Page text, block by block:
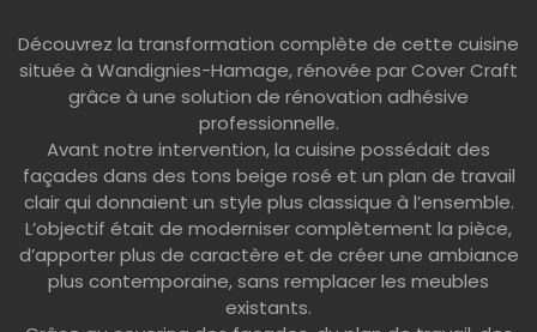
Découvrez la transformation complète de cette cuisine
située à Wandignies-Hamage, rénovée par Cover Craft
grâce à une solution de rénovation adhésive
professionnelle.
Avant notre intervention, la cuisine possédait des
façades dans des tons beige rosé et un plan de travail
clair qui donnaient un style plus classique à l’ensemble.
L’objectif était de moderniser complètement la pièce,
d’apporter plus de caractère et de créer une ambiance
plus contemporaine, sans remplacer les meubles
existants.